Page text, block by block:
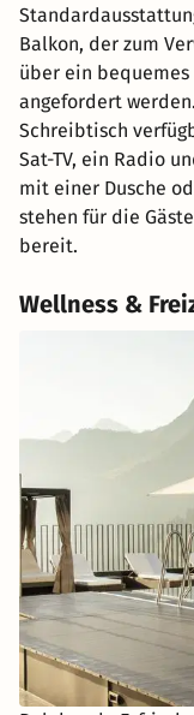
Balkon, der zum
über ein
angefordert
Schreibtisch
Sat-TV, ein Radio
mit einer Dusche
stehen für die
bereit.
Wellness &